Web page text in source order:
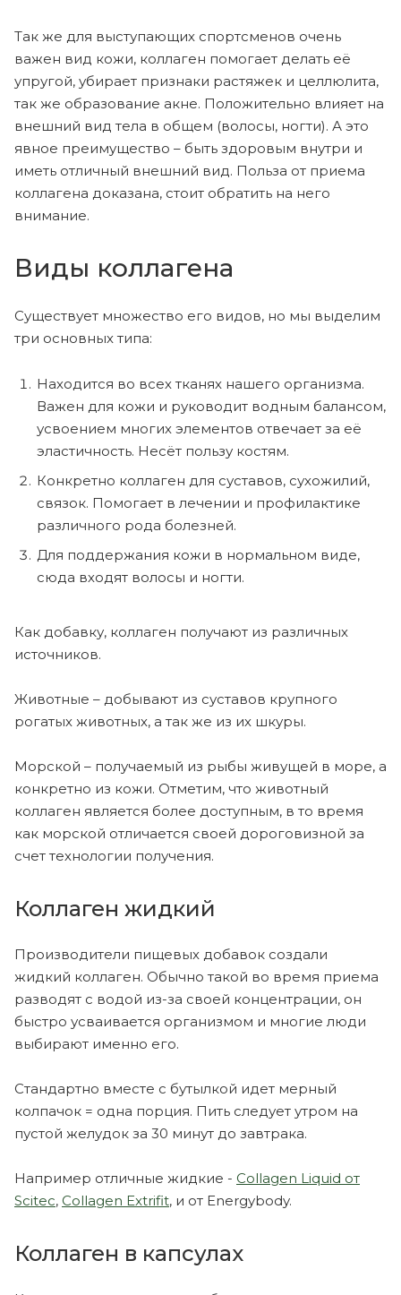
Так же для выступающих спортсменов очень
важен вид кожи, коллаген помогает делать её
упругой, убирает признаки растяжек и целлюлита,
так же образование акне. Положительно влияет на
внешний вид тела в общем (волосы, ногти). А это
явное преимущество – быть здоровым внутри и
иметь отличный внешний вид. Польза от приема
коллагена доказана, стоит обратить на него
внимание.
Виды коллагена
Существует множество его видов, но мы выделим
три основных типа:
Находится во всех тканях нашего организма.
Важен для кожи и руководит водным балансом,
усвоением многих элементов отвечает за её
эластичность. Несёт пользу костям.
Конкретно коллаген для суставов, сухожилий,
связок. Помогает в лечении и профилактике
различного рода болезней.
Для поддержания кожи в нормальном виде,
сюда входят волосы и ногти.
Как добавку, коллаген получают из различных
источников.
Животные – добывают из суставов крупного
рогатых животных, а так же из их шкуры.
Морской – получаемый из рыбы живущей в море, а
конкретно из кожи. Отметим, что животный
коллаген является более доступным, в то время
как морской отличается своей дороговизной за
счет технологии получения.
Коллаген жидкий
Производители пищевых добавок создали
жидкий коллаген. Обычно такой во время приема
разводят с водой из-за своей концентрации, он
быстро усваивается организмом и многие люди
выбирают именно его.
Стандартно вместе с бутылкой идет мерный
колпачок = одна порция. Пить следует утром на
пустой желудок за 30 минут до завтрака.
Например отличные жидкие - Collagen Liquid от
Scitec, Collagen Extrifit, и от Energybody.
Коллаген в капсулах